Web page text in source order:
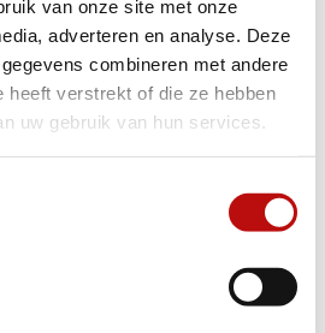
van onze site met onze
adverteren en analyse. Deze
combineren met andere
heeft verstrekt of die ze hebben
uw gebruik van hun services.
is een asbestattest verplicht bij